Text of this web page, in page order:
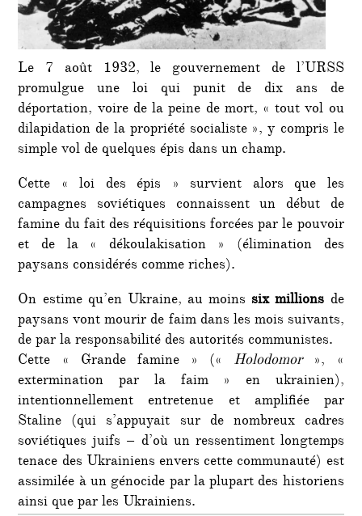
Le 7 août 1932, le gouvernement de l’URSS
promulgue une loi qui punit de dix ans de
déportation, voire de la peine de mort, « tout vol ou
dilapidation de la propriété socialiste », y compris le
simple vol de quelques épis dans un champ.
Cette « loi des épis » survient alors que les
campagnes soviétiques connaissent un début de
famine du fait des réquisitions forcées par le pouvoir
et de la « dékoulakisation » (élimination des
paysans considérés comme riches).
On estime qu’en Ukraine, au moins six millions de
paysans vont mourir de faim dans les mois suivants,
de par la responsabilité des autorités communistes.
Cette « Grande famine » (« Holodomor», «
extermination par la faim » en ukrainien),
intentionnellement entretenue et amplifiée par
Staline (qui s’appuyait sur de nombreux cadres
soviétiques juifs – d’où un ressentiment longtemps
tenace des Ukrainiens envers cette communauté) est
assimilée à un génocide par la plupart des historiens
ainsi que par les Ukrainiens.